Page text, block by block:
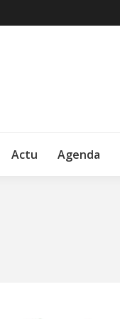
Actu Agenda